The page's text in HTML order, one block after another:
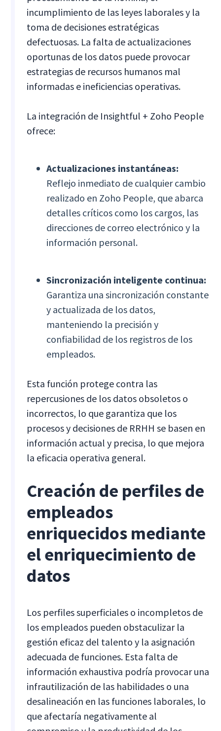
incumplimiento de las leyes laborales y la
toma de decisiones estratégicas
defectuosas. La falta de actualizaciones
oportunas de los datos puede provocar
estrategias de recursos humanos mal
informadas e ineficiencias operativas.
La integración de Insightful + Zoho People
ofrece:
Actualizaciones instantáneas:
Reflejo inmediato de cualquier cambio
realizado en Zoho People, que abarca
detalles críticos como los cargos, las
direcciones de correo electrónico y la
información personal.
Sincronización inteligente continua:
Garantiza una sincronización constante
y actualizada de los datos,
manteniendo la precisión y
confiabilidad de los registros de los
empleados.
Esta función protege contra las
repercusiones de los datos obsoletos o
incorrectos, lo que garantiza que los
procesos y decisiones de RRHH se basen en
información actual y precisa, lo que mejora
la eficacia operativa general.
Creación de perfiles de
empleados
enriquecidos mediante
el enriquecimiento de
datos
Los perfiles superficiales o incompletos de
los empleados pueden obstaculizar la
gestión eficaz del talento y la asignación
adecuada de funciones. Esta falta de
información exhaustiva podría provocar una
infrautilización de las habilidades o una
desalineación en las funciones laborales, lo
que afectaría negativamente al